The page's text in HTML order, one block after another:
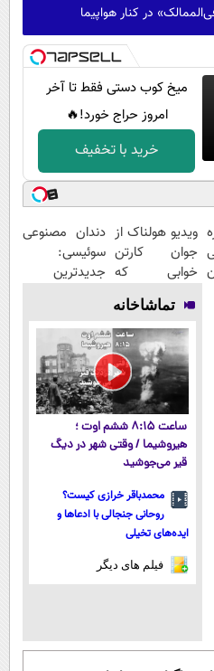
در کنار هواپیما
میخ کوب دستی فقط تا آخر
امروز حراج خورد!🔥
خرید با تخفیف
ویدیو هولناک از
جوان کارتن
خوابی که
میلیاردر شد.
آموزش رایگان
دندان مصنوعی
سوئیسی:
جدیدترین
پرداخت قسطی
تماشاخانه
ساعت ۸:۱۵ ششم اوت ؛
هیروشیما / وقتی شهر در دیگ
قیر می‌جوشید
محمدباقر خرازی کیست؟
روحانی جنجالی با ادعاها و
ایده‌های تخیلی
فیلم های دیگر